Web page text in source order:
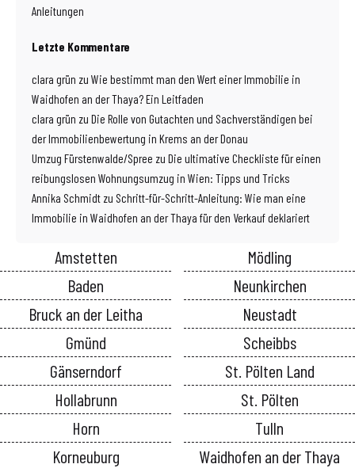
Anleitungen
Letzte Kommentare
clara grün zu Wie bestimmt man den Wert einer Immobilie in
Waidhofen an der Thaya? Ein Leitfaden
clara grün zu Die Rolle von Gutachten und Sachverständigen bei
der Immobilienbewertung in Krems an der Donau
Umzug Fürstenwalde/Spree zu Die ultimative Checkliste für einen
reibungslosen Wohnungsumzug in Wien: Tipps und Tricks
Annika Schmidt zu Schritt-für-Schritt-Anleitung: Wie man eine
Immobilie in Waidhofen an der Thaya für den Verkauf deklariert
Amstetten
Baden
Bruck an der Leitha
Gmünd
Gänserndorf
Hollabrunn
Horn
Korneuburg
Mödling
Neunkirchen
Neustadt
Scheibbs
St. Pölten Land
St. Pölten
Tulln
Waidhofen an der Thaya